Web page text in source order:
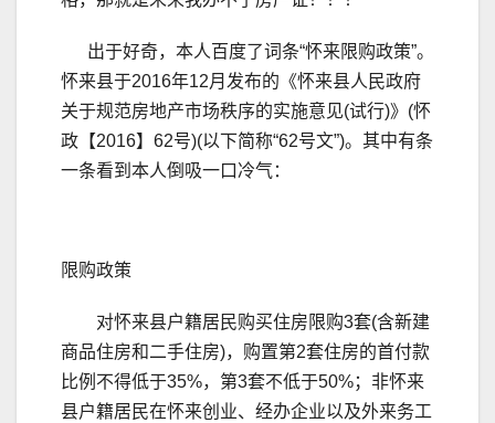
出于好奇，本人百度了词条“怀来限购政策”。
怀来县于2016年12月发布的《怀来县人民政府
关于规范房地产市场秩序的实施意见(试行)》(怀
政【2016】62号)(以下简称“62号文”)。其中有条
一条看到本人倒吸一口冷气：
限购政策
对怀来县户籍居民购买住房限购3套(含新建
商品住房和二手住房)，购置第2套住房的首付款
比例不得低于35%，第3套不低于50%；非怀来
县户籍居民在怀来创业、经办企业以及外来务工